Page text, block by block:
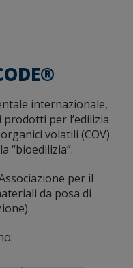
internazionale,
prodotti per l’edilizia
volatili (COV)
“bioedilizia”.
per il
da posa di